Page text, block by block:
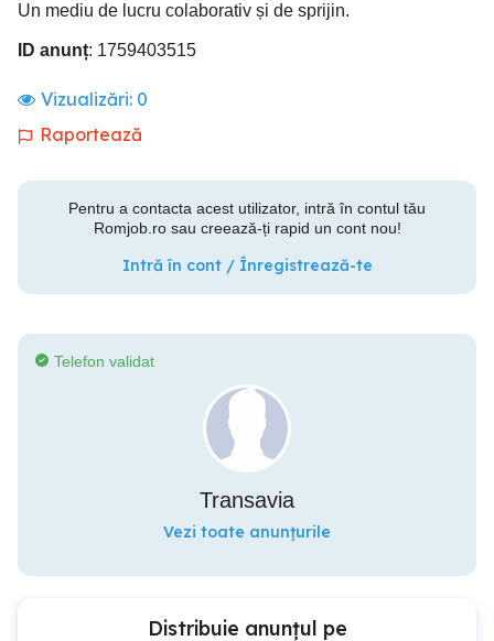
Un mediu de lucru colaborativ și de sprijin.
ID anunț: 1759403515
Vizualizări: 0
Raportează
Pentru a contacta acest utilizator, intră în contul tău
Romjob.ro sau creează-ți rapid un cont nou!
Intră în cont / Înregistrează-te
Telefon validat
Transavia
Vezi toate anunțurile
Distribuie anunțul pe